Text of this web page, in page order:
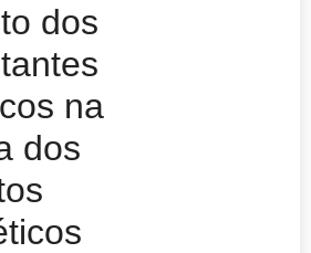
dos
na
dos